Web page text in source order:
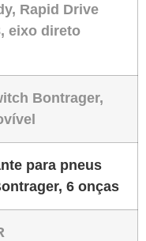
Rapid Drive
eixo direto
Bontrager,
para pneus
6 onças